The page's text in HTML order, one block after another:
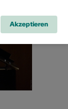
Akzeptieren